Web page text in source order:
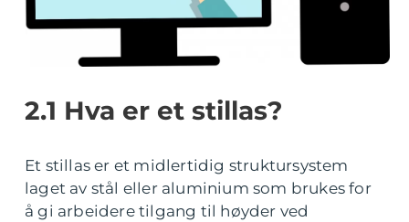
2.1 Hva er et stillas?
Et stillas er et midlertidig struktursystem
laget av stål eller aluminium som brukes for
å gi arbeidere tilgang til høyder ved